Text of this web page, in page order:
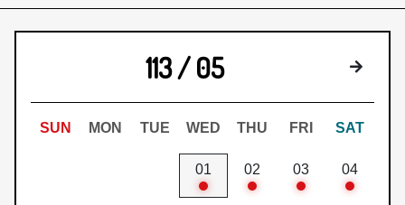
113 / 05 下個月
SUN MON TUE WED THU FRI SAT
01 02 03 04